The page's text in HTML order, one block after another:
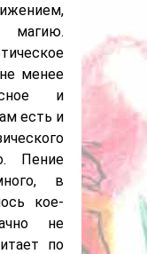
менее
и
есть и
Пение
в
кое-
не
по